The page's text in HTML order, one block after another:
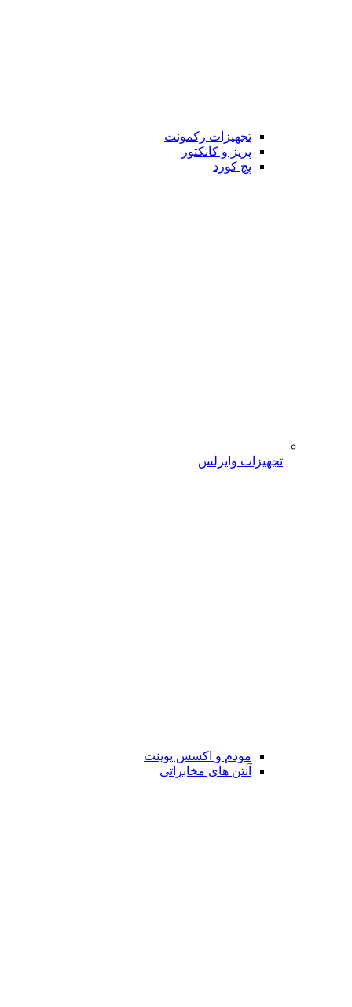
تجهیزات رکمونت
پریز و کانکتور
پچ کورد
تجهیزات وایرلس
مودم و اکسس پوینت
آنتن های مخابراتی